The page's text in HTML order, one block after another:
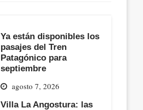
Ya están disponibles los
pasajes del Tren
Patagónico para
septiembre
agosto 7, 2026
Villa La Angostura: las